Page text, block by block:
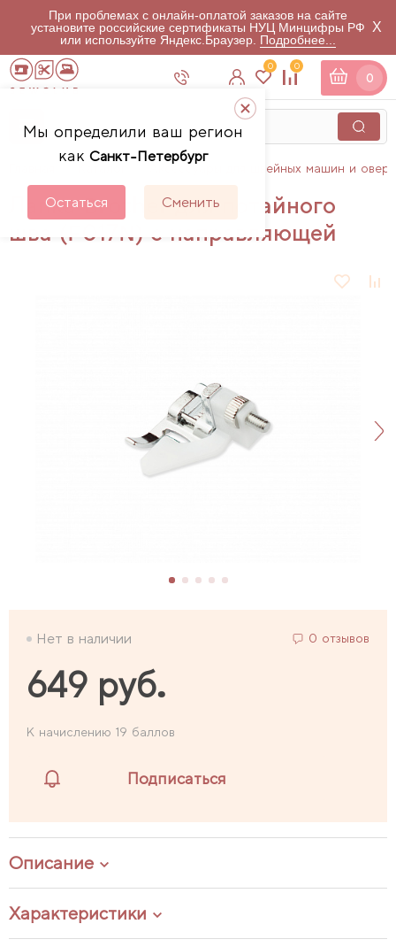
При проблемах с онлайн-оплатой заказов на сайте
установите российские сертификаты НУЦ Минцифры РФ
или используйте Яндекс.Браузер. Подробнее...
X
Мы определили ваш регион
как Санкт-Петербург
Остаться Сменить
0 0
0
Аксессуары для швейных машин и
Лапка Brother для потайного
шва (F017N) с направляющей
Нет в наличии 0 отзывов
649 руб.
К начислению 19 баллов
Подписаться
Описание
Характеристики